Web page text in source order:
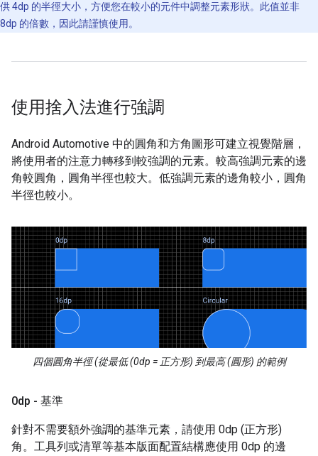
供 4dp 的半徑大小，方便您在較小的元件中調整元素形狀。此值並非
8dp 的倍數，因此請謹慎使用。
使用捨入法進行強調
Android Automotive 中的圓角和方角圖形可建立視覺階層，
將使用者的注意力轉移到較強調的元素。較高強調元素的邊
角較圓角，圓角半徑也較大。低強調元素的邊角較小，圓角
半徑也較小。
四個圓角半徑 (從最低 (0dp = 正方形) 到最高 (圓形) 的範例
0dp - 基準
針對不需要額外強調的基準元素，請使用 0dp (正方形)
角。工具列或清單等基本版面配置結構應使用 0dp 的邊